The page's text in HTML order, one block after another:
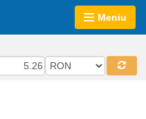
Meniu